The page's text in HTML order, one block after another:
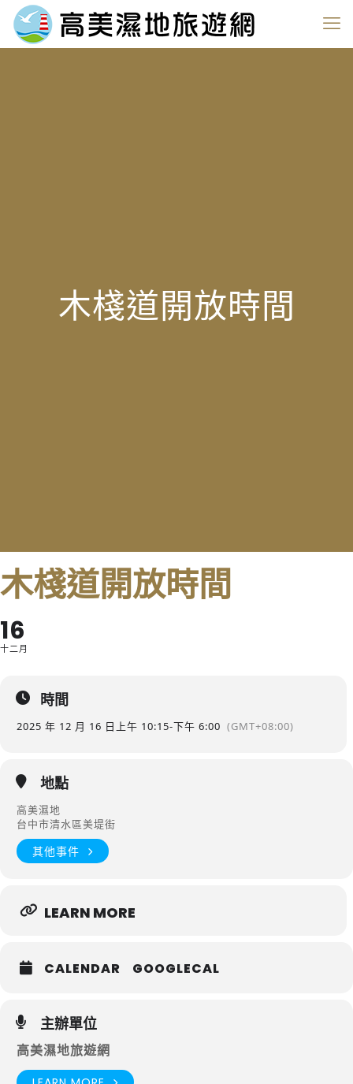
木棧道開放時間
木棧道開放時間
16
十二月
時間
2025 年 12 月 16 日 上午 10:15-下午 6:00 (GMT+08:00)
地點
高美濕地
台中市清水區美堤街
其他事件
LEARN MORE
CALENDAR GOOGLECAL
主辦單位
高美濕地旅遊網